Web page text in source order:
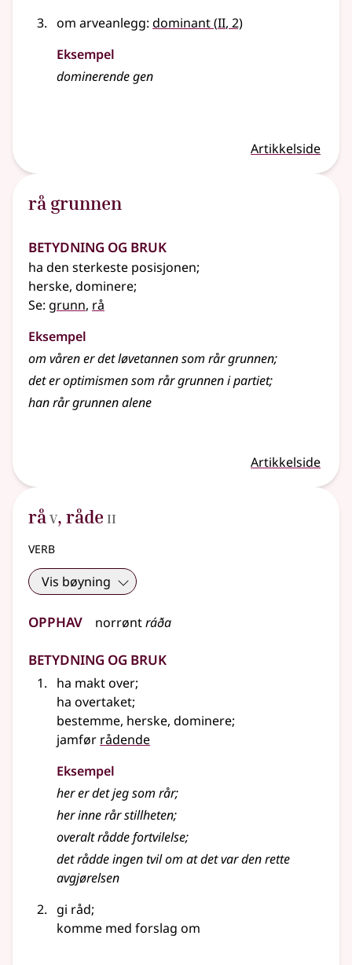
om arveanlegg: dominant(2
II, 2)
Eksempel
dominerende gen
Artikkelside
rå grunnen
Betydning og bruk
ha den sterkeste posisjonen;
herske, dominere;
Se: grunn, rå
Eksempel
om våren er det løvetannen som rår grunnen;
det er optimismen som rår grunnen i partiet;
han rår grunnen alene
Artikkelside
rå 5
V, råde 2
II
verb
Vis bøyning
Opphav norrøntráða
Betydning og bruk
ha makt over;
ha overtaket;
bestemme, herske, dominere;
jamfør rådende
Eksempel
her er det jeg som rår;
her inne rår stillheten;
overalt rådde fortvilelse;
det rådde ingen tvil om at det var den rette
avgjørelsen
gi råd;
komme med forslag om